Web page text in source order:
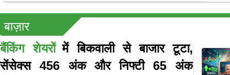
बाज़ार
बैंकिंग शेयरों में बिकवाली से बाजार टूटा,
सेंसेक्स 456 अंक और निफ्टी 65 अंक